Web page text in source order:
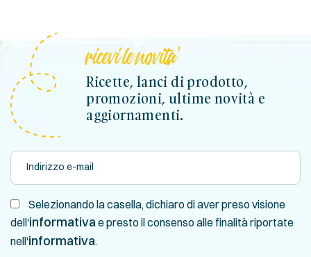
ricevi le novita'
Ricette, lanci di prodotto,
promozioni, ultime novità e
aggiornamenti.
Selezionando la casella, dichiaro di aver preso visione
dell'informativae presto il consenso alle finalità riportate
nell'informativa.